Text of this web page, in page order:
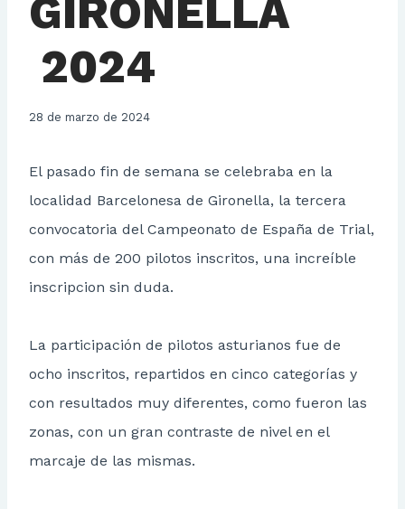
GIRONELLA
2024
28 de marzo de 2024
El pasado fin de semana se celebraba en la
localidad Barcelonesa de Gironella, la tercera
convocatoria del Campeonato de España de Trial,
con más de 200 pilotos inscritos, una increíble
inscripcion sin duda.
La participación de pilotos asturianos fue de
ocho inscritos, repartidos en cinco categorías y
con resultados muy diferentes, como fueron las
zonas, con un gran contraste de nivel en el
marcaje de las mismas.